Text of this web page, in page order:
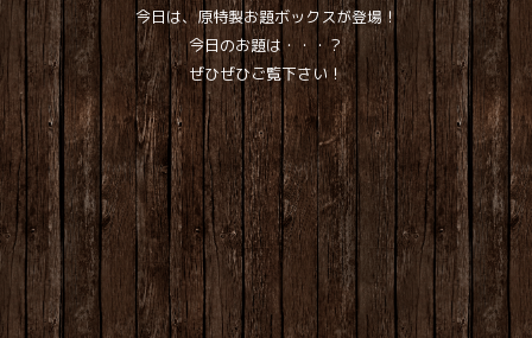
今日は、原特製お題ボックスが登場！
今日のお題は・・・？
ぜひぜひご覧下さい！